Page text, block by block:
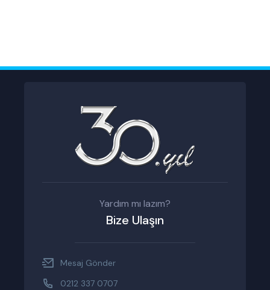
Yardım mı lazım?
Bize Ulaşın
Mesaj Gönder
0212 337 0707